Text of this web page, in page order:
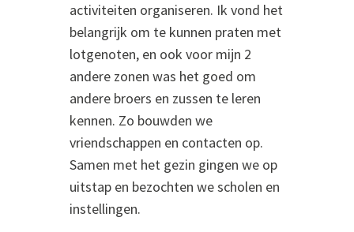
activiteiten organiseren. Ik vond het
belangrijk om te kunnen praten met
lotgenoten, en ook voor mijn 2
andere zonen was het goed om
andere broers en zussen te leren
kennen. Zo bouwden we
vriendschappen en contacten op.
Samen met het gezin gingen we op
uitstap en bezochten we scholen en
instellingen.